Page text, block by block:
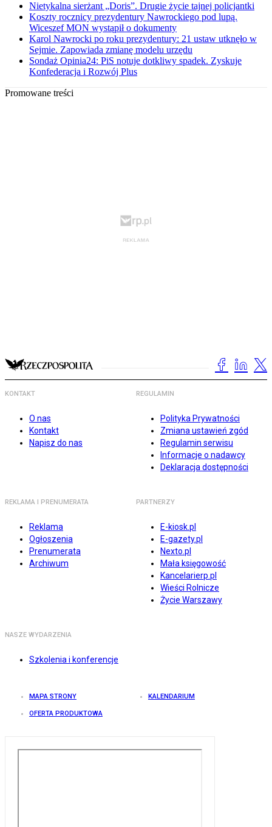
Nietykalna sierżant „Doris”. Drugie życie tajnej policjantki
Koszty rocznicy prezydentury Nawrockiego pod lupą.
Wiceszef MON wystąpił o dokumenty
Karol Nawrocki po roku prezydentury: 21 ustaw utknęło w
Sejmie. Zapowiada zmianę modelu urzędu
Sondaż Opinia24: PiS notuje dotkliwy spadek. Zyskuje
Konfederacja i Rozwój Plus
Promowane treści
KONTAKT
O nas
Kontakt
Napisz do nas
REGULAMIN
Polityka Prywatności
Zmiana ustawień zgód
Regulamin serwisu
Informacje o nadawcy
Deklaracja dostępności
REKLAMA I PRENUMERATA
Reklama
Ogłoszenia
Prenumerata
Archiwum
PARTNERZY
E-kiosk.pl
E-gazety.pl
Nexto.pl
Mała księgowość
Kancelarierp.pl
Wieści Rolnicze
Życie Warszawy
NASZE WYDARZENIA
Szkolenia i konferencje
MAPA STRONY KALENDARIUM
OFERTA PRODUKTOWA